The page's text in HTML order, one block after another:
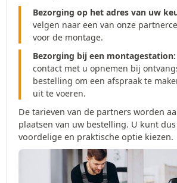
Bezorging op het adres van uw
velgen naar een van onze
voor de montage.
Bezorging bij een montagestation:
contact met u opnemen bij
bestelling om een afspraak te
uit te voeren.
De tarieven van de partners worden
plaatsen van uw bestelling. U kunt
voordelige en praktische optie kiezen.